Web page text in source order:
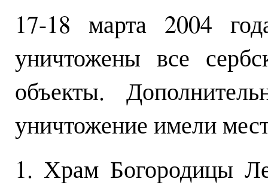
17-18 марта 2004
уничтожены все
объекты.
уничтожение имели
1. Храм Богородицы